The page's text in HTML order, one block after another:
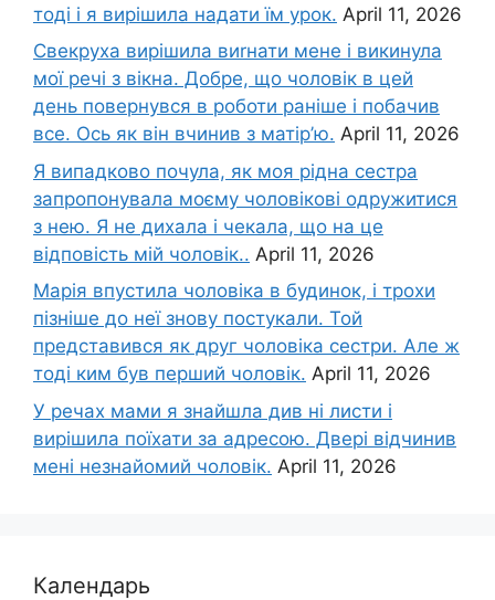
тоді і я вирішила надати їм урок. April 11, 2026
Свекруха вирішила виrнати мене і викинула
мої речі з вікна. Добре, що чоловік в цей
день повернувся в роботи раніше і побачив
все. Ось як він вчинив з матір’ю. April 11, 2026
Я випадково почула, як моя рідна сестра
запропонувала моєму чоловікові одружитися
з нею. Я не дихала і чекала, що на це
відповість мій чоловік.. April 11, 2026
Марія впустила чоловіка в будинок, і трохи
пізніше до неї знову постукали. Той
представився як друг чоловіка сестри. Але ж
тоді ким був перший чоловік. April 11, 2026
У речах мами я знайшла див ні листи і
вирішила поїхати за адресою. Двері відчинив
мені незнайомий чоловік. April 11, 2026
Календарь